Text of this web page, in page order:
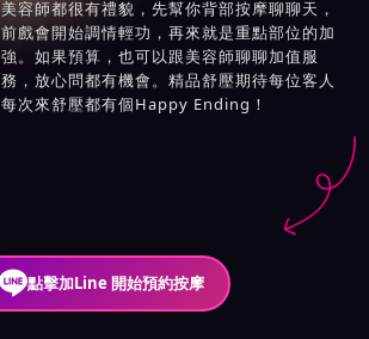
美容師都很有禮貌，先幫你背部按摩聊聊天，
前戲會開始調情輕功，再來就是重點部位的加
強。如果預算，也可以跟美容師聊聊加值服
務，放心問都有機會。精品舒壓期待每位客人
每次來舒壓都有個Happy Ending！
點擊加Line 開始預約按摩